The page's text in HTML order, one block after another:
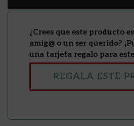
¿Crees que este producto
amig@ o un ser querido?
una tarjeta regalo para
REGALA ESTE